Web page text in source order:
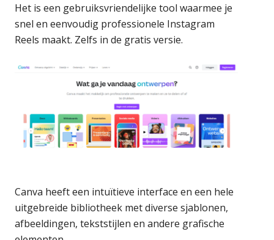
Het is een gebruiksvriendelijke tool waarmee je
snel en eenvoudig professionele Instagram
Reels maakt. Zelfs in de gratis versie.
Canva heeft een intuïtieve interface en een hele
uitgebreide bibliotheek met diverse sjablonen,
afbeeldingen, tekststijlen en andere grafische